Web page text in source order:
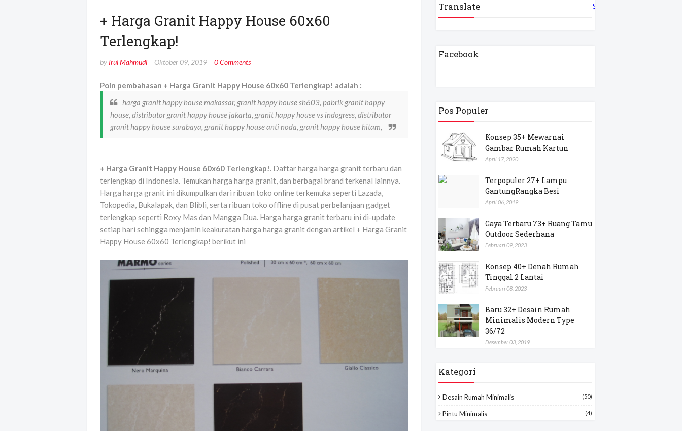
+ Harga Granit Happy House 60x60
Terlengkap!
by Irul Mahmudi Oktober 09, 2019 0 Comments
Poin pembahasan + Harga Granit Happy House 60x60 Terlengkap! adalah :
harga granit happy house makassar, granit happy house sh603, pabrik granit happy
house, distributor granit happy house jakarta, granit happy house vs indogress, distributor
granit happy house surabaya, granit happy house anti noda, granit happy house hitam,
+ Harga Granit Happy House 60x60 Terlengkap!. Daftar harga harga granit terbaru dan
terlengkap di Indonesia. Temukan harga harga granit, dan berbagai brand terkenal lainnya.
Harga harga granit ini dikumpulkan dari ribuan toko online terkemuka seperti Lazada,
Tokopedia, Bukalapak, dan Blibli, serta ribuan toko offline di pusat perbelanjaan gadget
terlengkap seperti Roxy Mas dan Mangga Dua. Harga harga granit terbaru ini di-update
setiap hari sehingga menjamin keakuratan harga harga granit dengan artikel + Harga Granit
Happy House 60x60 Terlengkap! berikut ini
Translate Select Language
Facebook
Pos Populer
Konsep 35+ Mewarnai
Gambar Rumah Kartun
April 17, 2020
Terpopuler 27+ Lampu
GantungRangka Besi
April 06, 2019
Gaya Terbaru 73+ Ruang Tamu
Outdoor Sederhana
Februari 09, 2023
Konsep 40+ Denah Rumah
Tinggal 2 Lantai
Februari 08, 2023
Baru 32+ Desain Rumah
Minimalis Modern Type
36/72
Desember 03, 2019
Kategori
Desain Rumah Minimalis (50)
Pintu Minimalis (4)